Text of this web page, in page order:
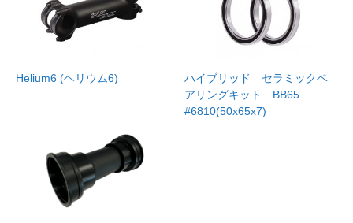
Helium6 (ヘリウム6)
ハイブリッド セラミックベ
アリングキット BB65
#6810(50x65x7)